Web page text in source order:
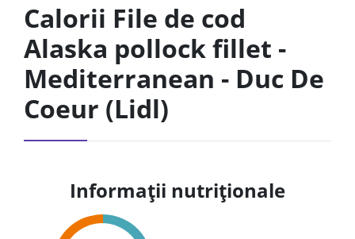
Calorii File de cod
Alaska pollock fillet -
Mediterranean - Duc De
Coeur (Lidl)
Informații nutriționale